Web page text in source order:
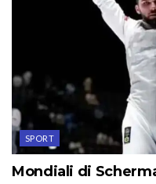
SPORT
Mondiali di